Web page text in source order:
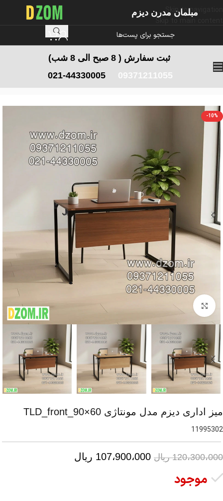
Skip to navigation
مبلمان مدرن دیزم
ثبت سفارش ( 8 صبح الی 8 شب)
09371211055
021-44330005
-10%
برای بزرگنمایی کلیک کنید
میز اداری دیزم مدل مونتاژی TLD_front_90×60
11995302
120،300،000 ریال 107،900،000 ریال
موجود